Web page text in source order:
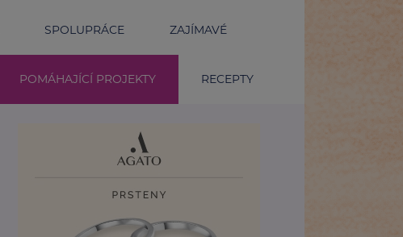
SPOLUPRÁCE ZAJÍMAVÉ
POMÁHAJÍCÍ PROJEKTY RECEPTY